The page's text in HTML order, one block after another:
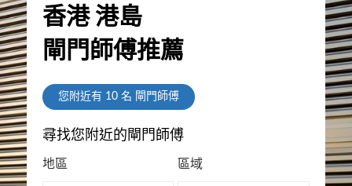
香港 港島
閘門師傅推薦
您附近有 10名 閘門師傅
尋找您附近的閘門師傅
地區 區域